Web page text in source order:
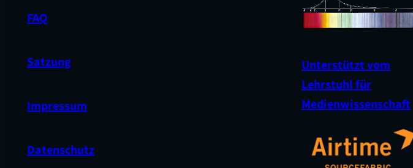
FAQ
Satzung
Impressum
Datenschutz
Unterstützt vom
Lehrstuhl für
Medienwissenschaft